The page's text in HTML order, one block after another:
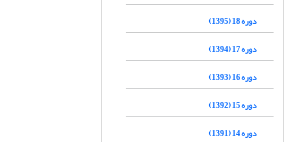
دوره 18 (1395)
دوره 17 (1394)
دوره 16 (1393)
دوره 15 (1392)
دوره 14 (1391)